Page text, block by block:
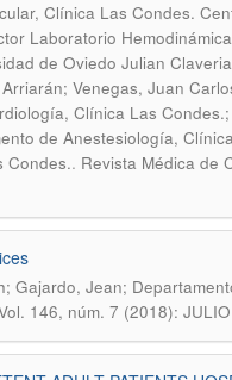
Clínica Las Condes.
Laboratorio
de Oviedo Julian
Venegas, Juan
Clínica Las
de Anestesiología,
Condes.. Revista Médica de
Gajardo, Jean;
146, núm. 7 (2018):